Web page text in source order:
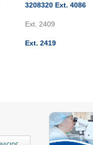
3208320 Ext. 4086
Ext. 2409
Ext. 2419